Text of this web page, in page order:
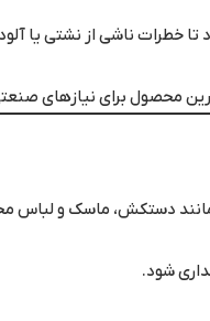
خطرات ناشی از نشتی یا
محصول برای نیازهای
دستکش، ماسک و لباس
شود.